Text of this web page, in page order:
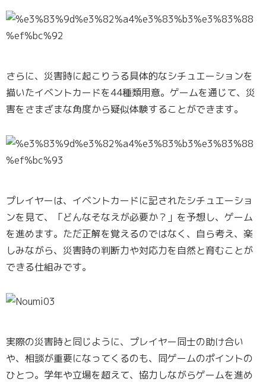
さらに、災害時に起こりうる具体的なシチュエーションを
描いたイベントカードを44種類用意。ゲームを通じて、災
害をさまざまな角度から疑似体験することができます。
プレイヤーは、イベントカードに記されたシチュエーショ
ンを見て、「どんなそなえが必要か？」を予想し、ゲーム
を進めます。ただ正解を覚えるのではなく、自ら考え、楽
しみながら、災害時の判断力や対応力を自然と育むことが
できる仕組みです。
実際の災害時と同じように、プレイヤー同士の助け合い
や、相談が重要になってくるのも、同ゲームのポイントの
ひとつ。学年や立場を超えて、協力しながらゲームを進め